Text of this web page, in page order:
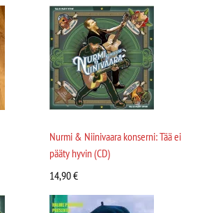
Nurmi & Niinivaara konserni: Tää ei
pääty hyvin (CD)
14,90€